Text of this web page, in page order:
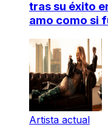
tras su éxito
amo como si
Artista actual